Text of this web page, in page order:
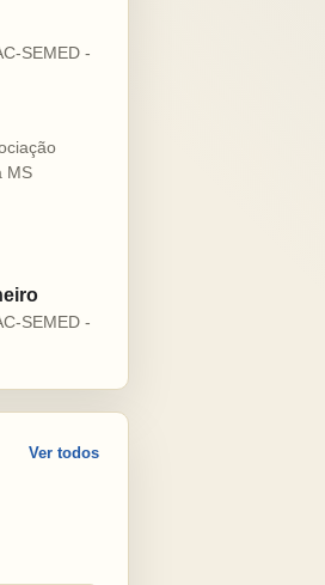
SEMED -
MS
SEMED -
Ver todos